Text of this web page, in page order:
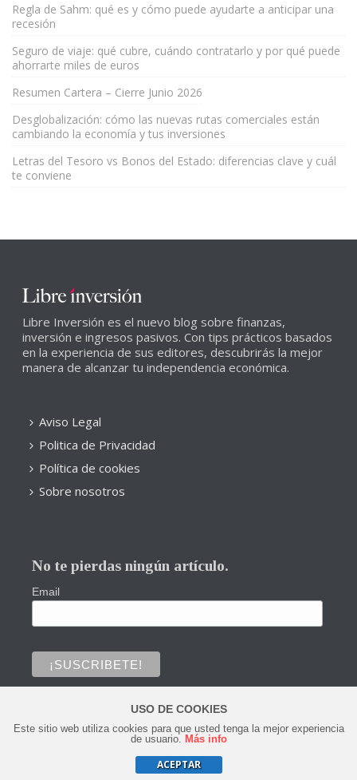
Regla de Sahm: qué es y cómo puede ayudarte a anticipar una
recesión
Seguro de viaje: qué cubre, cuándo contratarlo y por qué puede
ahorrarte miles de euros
Resumen Cartera – Cierre Junio 2026
Desglobalización: cómo las nuevas rutas comerciales están
cambiando la economía y tus inversiones
Letras del Tesoro vs Bonos del Estado: diferencias clave y cuál
te conviene
Libre Inversión es el nuevo blog sobre finanzas,
inversión e ingresos pasivos. Con tips prácticos basados
en la experiencia de sus editores, descubrirás la mejor
manera de alcanzar tu independencia económica.
Aviso Legal
Politica de Privacidad
Política de cookies
Sobre nosotros
No te pierdas ningún artículo.
Email
Copyright © 2020 Todos los derechos reservados.
0
USO DE COOKIES
Este sitio web utiliza cookies para que usted tenga la mejor experiencia
de usuario. Más info
ACEPTAR